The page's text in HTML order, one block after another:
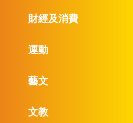
財經及消費
運動
藝文
文教